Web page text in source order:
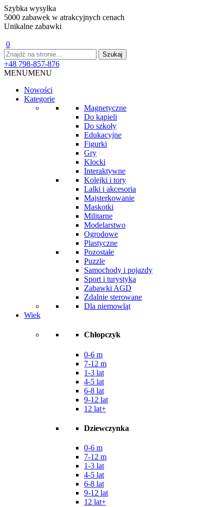
Szybka wysyłka
5000 zabawek w atrakcyjnych cenach
Unikalne zabawki
0
+48 798-857-876
MENUMENU
Nowości
Kategorie
Magnetyczne
Do kąpieli
Do szkoły
Edukacyjne
Figurki
Gry
Klocki
Interaktywne
Kolejki i tory
Lalki i akcesoria
Majsterkowanie
Maskotki
Militarne
Modelarstwo
Ogrodowe
Plastyczne
Pozostałe
Puzzle
Samochody i pojazdy
Sport i turystyka
Zabawki AGD
Zdalnie sterowane
Dla niemowląt
Wiek
Chłopczyk
0-6 m
7-12 m
1-3 lat
4-5 lat
6-8 lat
9-12 lat
12 lat+
Dziewczynka
0-6 m
7-12 m
1-3 lat
4-5 lat
6-8 lat
9-12 lat
12 lat+